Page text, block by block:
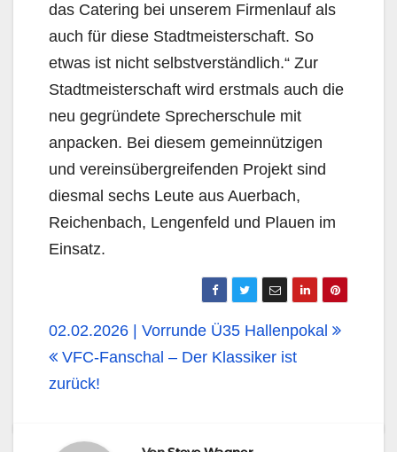
das Catering bei unserem Firmenlauf als
auch für diese Stadtmeisterschaft. So
etwas ist nicht selbstverständlich.“ Zur
Stadtmeisterschaft wird erstmals auch die
neu gegründete Sprecherschule mit
anpacken. Bei diesem gemeinnützigen
und vereinsübergreifenden Projekt sind
diesmal sechs Leute aus Auerbach,
Reichenbach, Lengenfeld und Plauen im
Einsatz.
02.02.2026 | Vorrunde Ü35 Hallenpokal
VFC-Fanschal – Der Klassiker ist
zurück!